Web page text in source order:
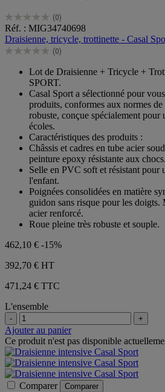
(0)
0.0
sur
5
étoiles.
Réf. : MIG34740698
Draisienne, tricycle, trottinette - Casal
(0)
0.0
étoiles.
Lot de Draisienne + Tricycle +
SPORT.
Casal Sport a sélectionné pour
produits, conformes aux normes de
robuste, conçue spécialement pour
écoles.
Caractéristiques des produits :
Châssis et cadres en tube acier
peinture epoxy résistante aux chocs.
Selle en PVC soft et résistant pour
l'enfant.
Poignées consolidées en matière
guidon sans risque pour les doigts.
acier renforcé.
Roue pleine très robuste et souple.
462,10 € -15%
392,70 € HT
471,24 € TTC
L'ensemble
- +
Ajouter au panier
Ce produit n'est pas disponible
Comparer Comparer